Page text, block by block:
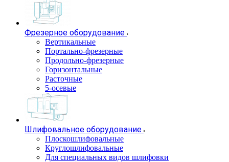
Фрезерное оборудование
Вертикальные
Портально-фрезерные
Продольно-фрезерные
Горизонтальные
Расточные
5-осевые
Шлифовальное оборудование
Плоскошлифовальные
Круглошлифовальные
Для специальных видов шлифовки